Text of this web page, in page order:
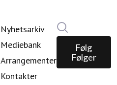
Nyhetsarkiv
Mediebank
Arrangementer
Kontakter
Følg
Følger